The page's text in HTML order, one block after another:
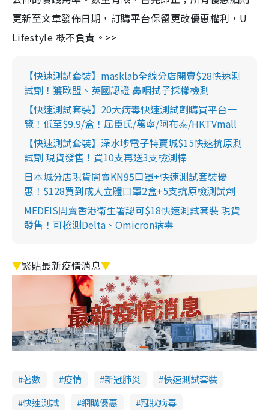
更新至文章發佈日期，訂購平台保留更改優惠權利，U
Lifestyle 概不負責。>>
【快速測試套裝】masklab全線分店開賣$28快速測
試劑！獲歐盟、英國認證 鼻咽拭子採樣檢測
【快速測試套裝】20大病毒快速測試劑購買平台一
覽！低至$9.9/盒！屈臣氏/萬寧/阿布泰/HKTVmall
【快速測試套裝】深水埗電子特賣城$15快速抗原測
試劑 現貨發售！買10支再送3支檢測棒
日本城分店現貨開賣KN95口罩+快速測試套裝優
惠！$128買到成人立體口罩2盒+5支抗原檢測試劑
MEDEIS開賣香港衛生署認可$18快速測試套裝 現貨
發售！可檢測Delta、Omicron病毒
▼緊貼最新疫情消息▼
著數 疫情 新冠肺炎
快速測試套裝
快速測試
網購優惠
冠狀病毒